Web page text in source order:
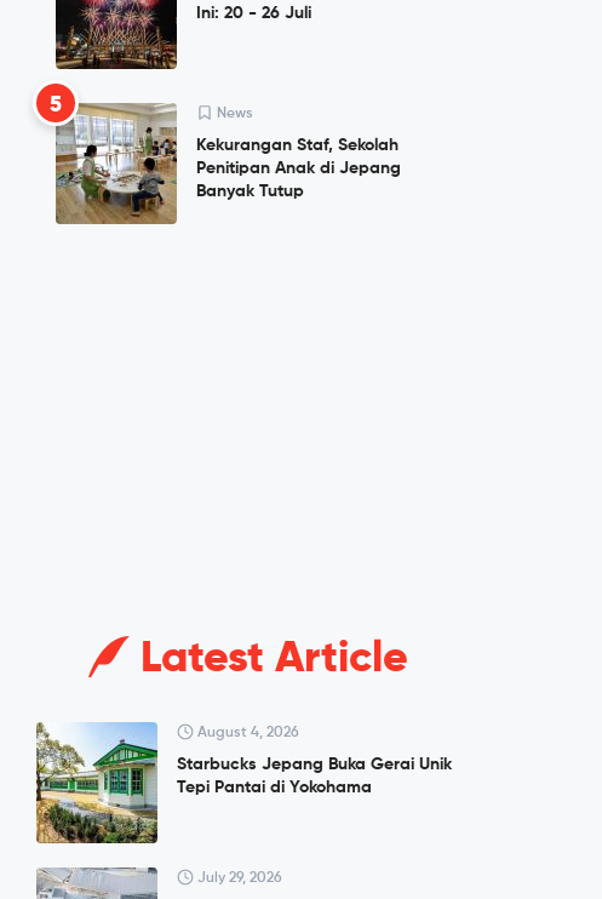
Ini: 20 - 26 Juli
5 News
Kekurangan Staf, Sekolah
Penitipan Anak di Jepang
Banyak Tutup
Latest Article
August 4, 2026
Starbucks Jepang Buka Gerai Unik
Tepi Pantai di Yokohama
July 29, 2026